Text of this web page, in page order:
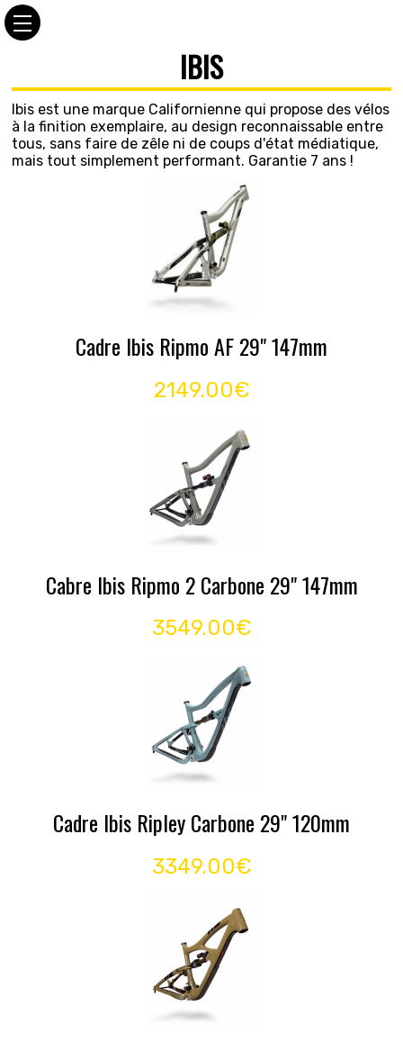
IBIS
Ibis est une marque Californienne qui propose des vélos
à la finition exemplaire, au design reconnaissable entre
tous, sans faire de zêle ni de coups d'état médiatique,
mais tout simplement performant. Garantie 7 ans !
Cadre Ibis Ripmo AF 29" 147mm
2149.00€
Cabre Ibis Ripmo 2 Carbone 29" 147mm
3549.00€
Cadre Ibis Ripley Carbone 29" 120mm
3349.00€